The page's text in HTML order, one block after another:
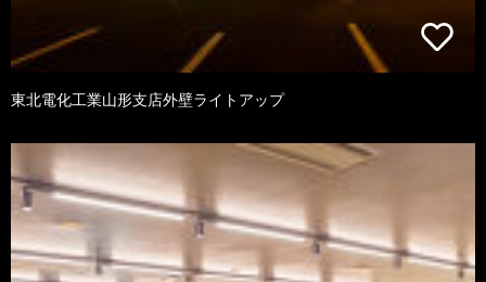
東北電化工業山形支店外壁ライトアップ